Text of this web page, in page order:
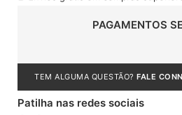
PAGAMENTOS
TEM ALGUMA QUESTÃO? FALE
Patilha nas redes sociais